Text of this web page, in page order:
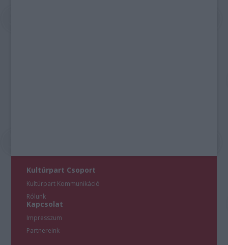
Kultúrpart Csoport
Kultúrpart Kommunikáció
Rólunk
Kapcsolat
Impresszum
Partnereink